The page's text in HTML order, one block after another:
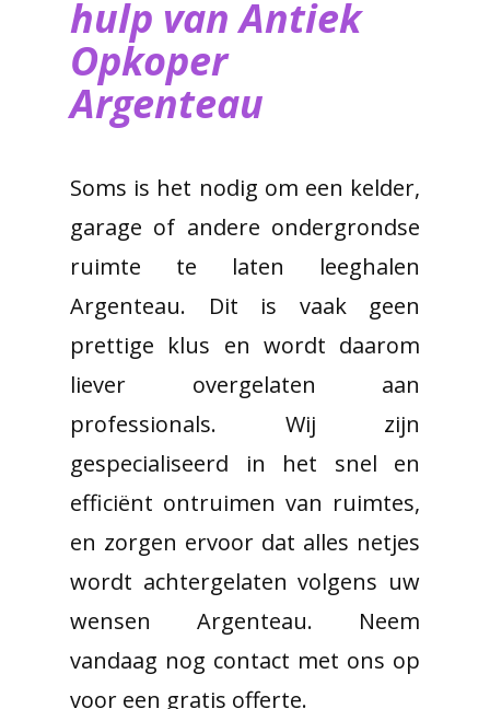
hulp van ​Antiek
Opkoper
Argenteau
Soms is het nodig om een kelder,
garage of andere ondergrondse
ruimte te laten leeghalen
Argenteau. Dit is vaak geen
prettige klus en wordt daarom
liever overgelaten aan
professionals. Wij zijn
gespecialiseerd in het snel en
efficiënt ontruimen van ruimtes,
en zorgen ervoor dat alles netjes
wordt achtergelaten volgens uw
wensen Argenteau. Neem
vandaag nog contact met ons op
voor een gratis offerte.